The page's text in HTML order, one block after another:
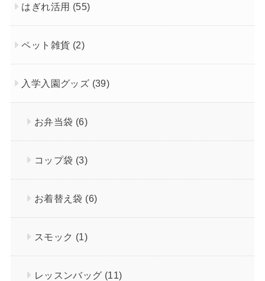
はぎれ活用 (55)
ペット雑貨 (2)
入学入園グッズ (39)
お弁当袋 (6)
コップ袋 (3)
お着替え袋 (6)
スモック (1)
レッスンバッグ (11)